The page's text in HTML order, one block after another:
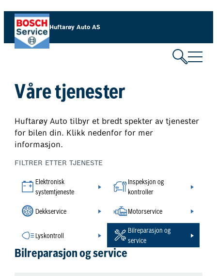
Hopp
innhold
Huftarøy Auto AS
Våre tjenester
Huftarøy Auto tilbyr et bredt spekter av tjenester
for bilen din. Klikk nedenfor for mer
informasjon.
FILTRER ETTER TJENESTE
Elektronisk
systemtjeneste
Inspeksjon og
kontroller
Dekkservice Motorservice
Lyskontroll
Bilreparasjon og
service
Bilreparasjon og service